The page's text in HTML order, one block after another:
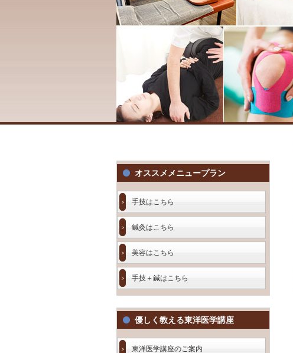
オススメメニュープラン
手技はこちら
鍼灸はこちら
美容はこちら
手技＋鍼はこちら
優しく教える東洋医学講座
東洋医学講座のご案内